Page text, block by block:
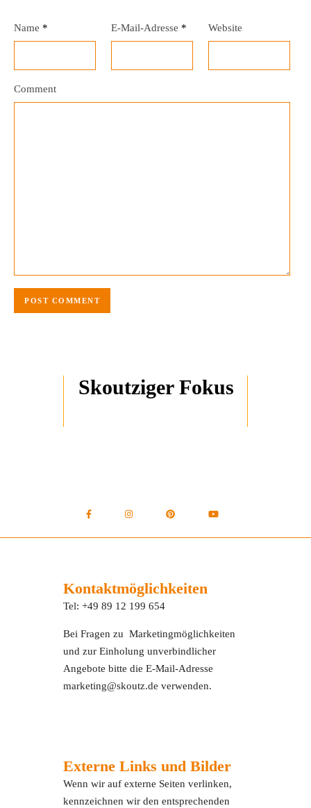
Name * E-Mail-Adresse * Website
Comment
Skoutziger Fokus
Kontaktmöglichkeiten
Tel: +49 89 12 199 654
Bei Fragen zu Marketingmöglichkeiten
und zur Einholung unverbindlicher
Angebote bitte die E-Mail-Adresse
marketing@skoutz.de verwenden.
Externe Links und Bilder
Wenn wir auf externe Seiten verlinken,
kennzeichnen wir den entsprechenden